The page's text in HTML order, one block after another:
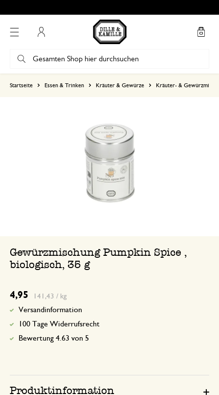
Startseite Essen & Trinken Kräuter & Gewürze Kräuter- &
Gewürzmischung Pumpkin Spice ,
biologisch, 35 g
4,95 141,43 / kg
Versandinformation
100 Tage Widerrufsrecht
Bewertung 4.63 von 5
Produktinformation